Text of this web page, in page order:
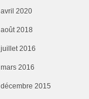
avril 2020
août 2018
juillet 2016
mars 2016
décembre 2015